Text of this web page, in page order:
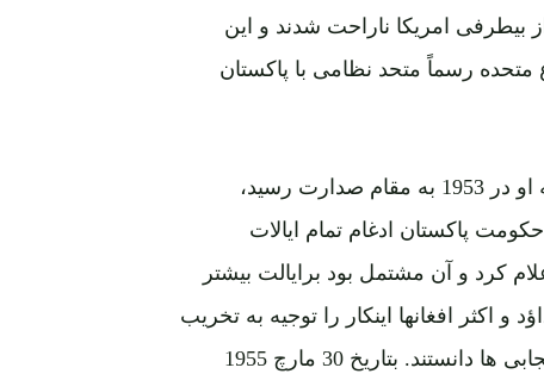
امریکا ناراحت شدند و این
رسماً متحد نظامی با پاکستان
داؤد همشیه یک ملیگرای جدی پشتون بود و هنگامیکه او در 1953 به مقام صدارت رسید،
مشکلات با پاکستان بسیار حاد گردید. در مارچ 1955 حکومت پاکستان ادغام تمام ایالات
کرد و آن مشتمل بود برایالت بیشتر
افغانها اینکار را توجیه به تخریب